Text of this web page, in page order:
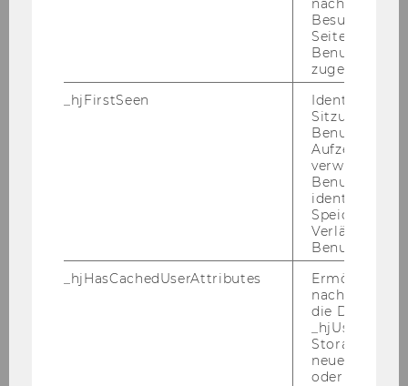
2006, je­doch längs­tens für die Dauer einer Ka­
eines As­sis­ten­ten/ einer
("Säule 2") (Ar­beit­neh­me­rIn der
Wirt­schafts­uni­ver­si­tät Wien gem. § 128 UG
2002 idgF),voll­be­schäf­tigt, er­satz­mä­ßig
Wir wei­sen Sie dar­auf hin, dass der WU-​
Entwicklungsplan für As­sis­tent/inn/en eine ma­
xi­ma­le Be­fris­tungs­dau­er von 6 Jah­ren vor­sieht.
Be­wer­ber/innen, die be­reits als Er­satz­kräf­te an
der WU be­schäf­tigt sind, kön­nen daher nur
mehr für die auf die 6 Jahre feh­len­de Zeit ein­
ge­stellt wer­den.
Not­wen­di­ge Kennt­nis­se und Qua­li­fi­ka­tio­
EU-​Bürger/in, Pro­mo­ti­on in Sozial-​ und Wirt­
Besuchen
Seite
Benutzer-ID
zugeordnet
_hjFirstSeen
Identifiziert
Sitzung eines
Benutzers.
verwendet,
identifizieren.
Verlängert
_hjHasCachedUserAttributes
Ermöglicht
die Daten in
Storage auf
neuesten
oder nicht.